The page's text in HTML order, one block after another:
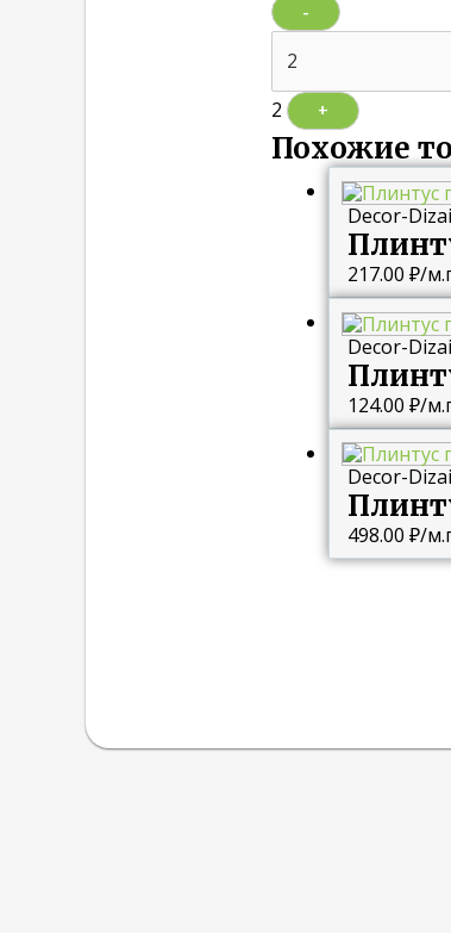
-
2 +
Похожие
Decor-
217.00 ₽/
Decor-
124.00 ₽/
Decor-
498.00 ₽/